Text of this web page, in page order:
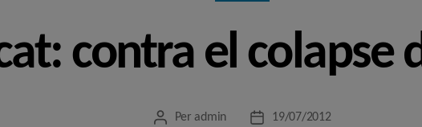
contra el colapse
Autor
Per admin
Data19/07/2012